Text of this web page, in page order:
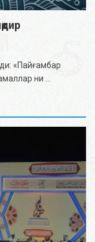
«Пайғамбар
ни ...